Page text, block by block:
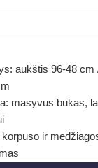
aukštis 96-48 cm
masyvus bukas,
ir